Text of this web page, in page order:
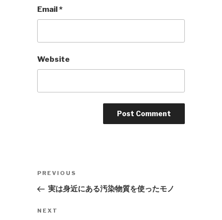
Email*
Website
navigation
Previous
Post
PREVIOUS
実は身近にある汚染物質を使ったモノ
Next
NEXT